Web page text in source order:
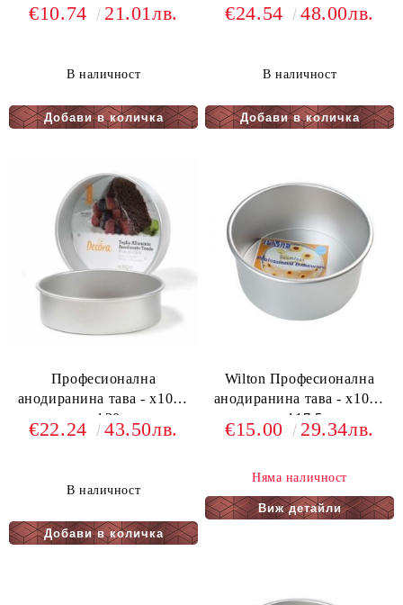
€10.74 21.01лв.
В наличност
€24.54 48.00лв.
В наличност
Професионална
анодиранина тава - х10см
- ф30
€22.24 43.50лв.
В наличност
Wilton Професионална
анодиранина тава - х10см
- ф17,5
€15.00 29.34лв.
Няма наличност
Виж детайли